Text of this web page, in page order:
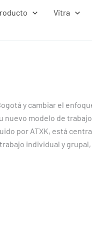
Vitra
y cambiar el
nuevo modelo de
por ATXK, está
individual y